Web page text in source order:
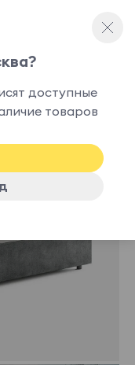
доступные
товаров